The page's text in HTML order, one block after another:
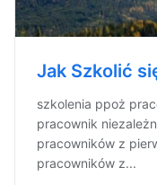
Jak Szkolić
szkolenia ppoż
pracownik
pracowników z
pracowników z...